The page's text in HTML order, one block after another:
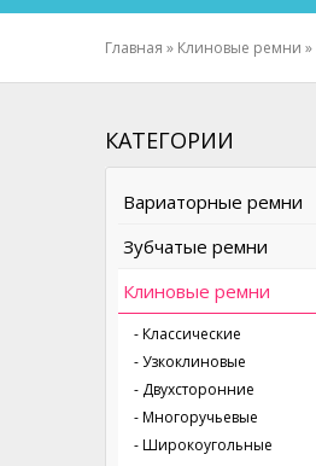
Главная » Клиновые ремни »
КАТЕГОРИИ
Вариаторные ремни
Зубчатые ремни
Клиновые ремни
- Классические
- Узкоклиновые
- Двухсторонние
- Многоручьевые
- Широкоугольные